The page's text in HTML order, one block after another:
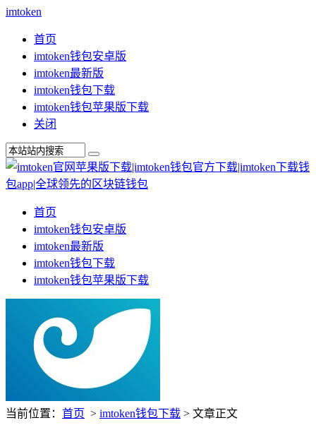
imtoken
首页
imtoken钱包安卓版
imtoken最新版
imtoken钱包下载
imtoken钱包苹果版下载
关闭
首页
imtoken钱包安卓版
imtoken最新版
imtoken钱包下载
imtoken钱包苹果版下载
当前位置： 首页 > imtoken钱包下载 > 文章正文